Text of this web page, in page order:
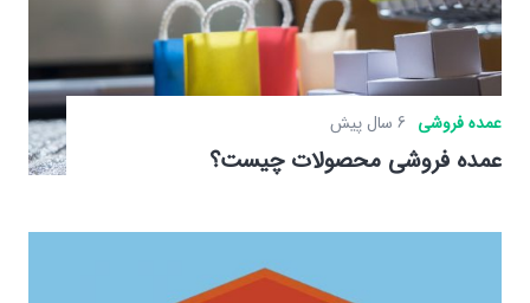
عمده فروشی 6 سال پیش
عمده فروشی محصولات چیست؟